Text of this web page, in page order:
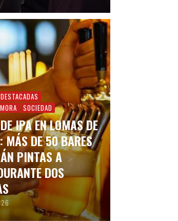
DESTACADAS
SOCIEDAD
IPA EN LOMAS DE
MÁS DE 50 BARES
PINTAS A
DOS